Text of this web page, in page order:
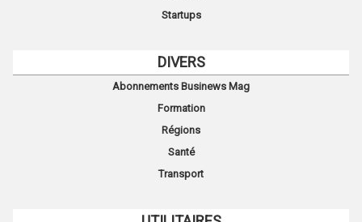
Startups
DIVERS
Abonnements Businews Mag
Formation
Régions
Santé
Transport